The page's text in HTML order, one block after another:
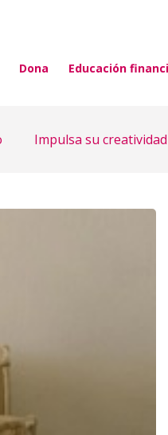
Dona Educación
Impulsa su creatividad